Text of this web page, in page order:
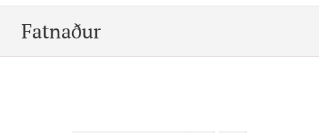
Fatnaður